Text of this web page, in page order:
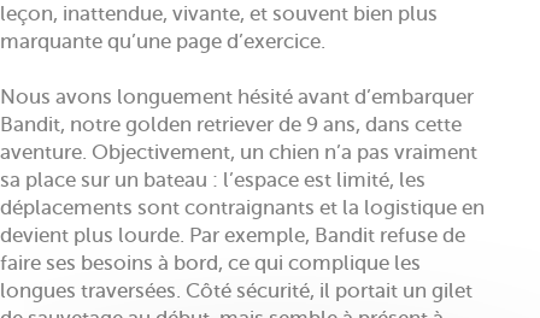
leçon, inattendue, vivante, et souvent bien plus
marquante qu’une page d’exercice.
Nous avons longuement hésité avant d’embarquer
Bandit, notre golden retriever de 9 ans, dans cette
aventure. Objectivement, un chien n’a pas vraiment
sa place sur un bateau : l’espace est limité, les
déplacements sont contraignants et la logistique en
devient plus lourde. Par exemple, Bandit refuse de
faire ses besoins à bord, ce qui complique les
longues traversées. Côté sécurité, il portait un gilet